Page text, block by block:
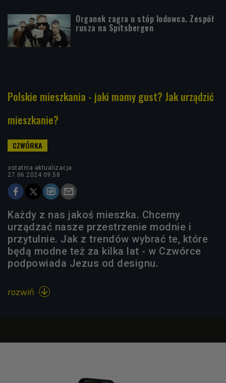
Organek zagra u stóp lodowca. Zespół
rusza na Spitsbergen
Polskie mieszkania - jaki mamy gust? Jak urządzić
mieszkanie?
ostatnia aktualizacja:
27.06.2024 09:58
Każdy z nas jakoś mieszka. Chcemy
urządzać nasze przestrzenie modnie i
przytulnie. Jak z trendów wybrać te, które
będą modne też za kilka lat - w Czwórce
podpowiada Jezus od designu.
rozwiń 